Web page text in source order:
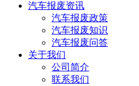
汽车报废资讯
汽车报废政策
汽车报废知识
汽车报废问答
关于我们
公司简介
联系我们